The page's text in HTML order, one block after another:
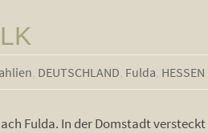
, DEUTSCHLAND, Fulda, HESSEN
Fulda. In der Domstadt